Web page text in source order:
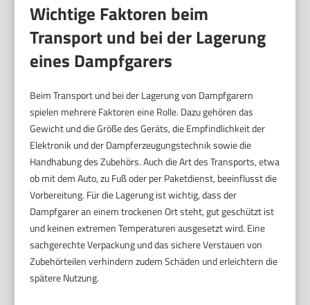
Wichtige Faktoren beim
Transport und bei der Lagerung
eines Dampfgarers
Beim Transport und bei der Lagerung von Dampfgarern
spielen mehrere Faktoren eine Rolle. Dazu gehören das
Gewicht und die Größe des Geräts, die Empfindlichkeit der
Elektronik und der Dampferzeugungstechnik sowie die
Handhabung des Zubehörs. Auch die Art des Transports, etwa
ob mit dem Auto, zu Fuß oder per Paketdienst, beeinflusst die
Vorbereitung. Für die Lagerung ist wichtig, dass der
Dampfgarer an einem trockenen Ort steht, gut geschützt ist
und keinen extremen Temperaturen ausgesetzt wird. Eine
sachgerechte Verpackung und das sichere Verstauen von
Zubehörteilen verhindern zudem Schäden und erleichtern die
spätere Nutzung.